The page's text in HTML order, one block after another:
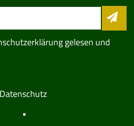
gelesen und
Datenschutz